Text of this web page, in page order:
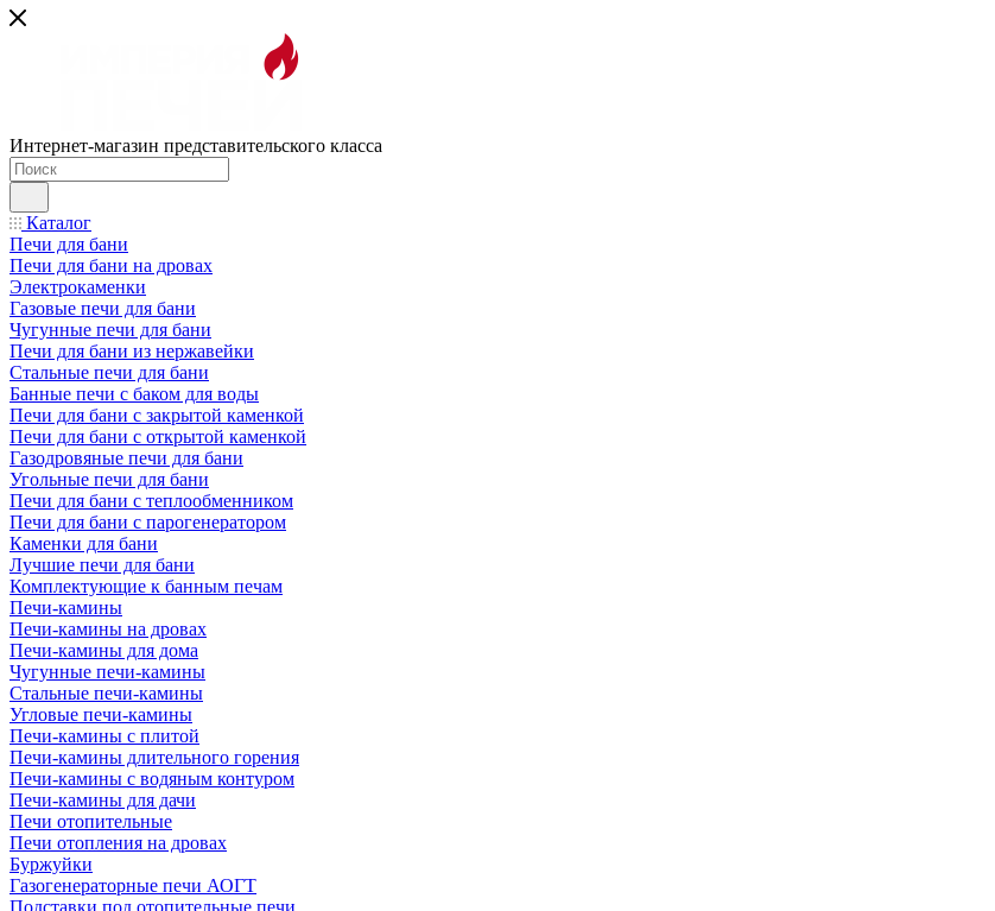
Интернет-магазин представительского класса
Каталог
Печи для бани
Печи для бани на дровах
Электрокаменки
Газовые печи для бани
Чугунные печи для бани
Печи для бани из нержавейки
Стальные печи для бани
Банные печи с баком для воды
Печи для бани с закрытой каменкой
Печи для бани с открытой каменкой
Газодровяные печи для бани
Угольные печи для бани
Печи для бани с теплообменником
Печи для бани с парогенератором
Каменки для бани
Лучшие печи для бани
Комплектующие к банным печам
Печи-камины
Печи-камины на дровах
Печи-камины для дома
Чугунные печи-камины
Стальные печи-камины
Угловые печи-камины
Печи-камины с плитой
Печи-камины длительного горения
Печи-камины с водяным контуром
Печи-камины для дачи
Печи отопительные
Печи отопления на дровах
Буржуйки
Газогенераторные печи АОГТ
Подставки под отопительные печи